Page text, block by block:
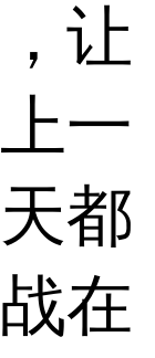
让
一
都
在